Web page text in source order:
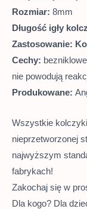
Rozmiar: 8mm
Długość igły
Zastosowanie:
Cechy:
nie powodują
Produkowane:
Wszystkie
nieprzetworzonej
najwyższym
fabrykach!
Zakochaj się w
Dla kogo? Dla